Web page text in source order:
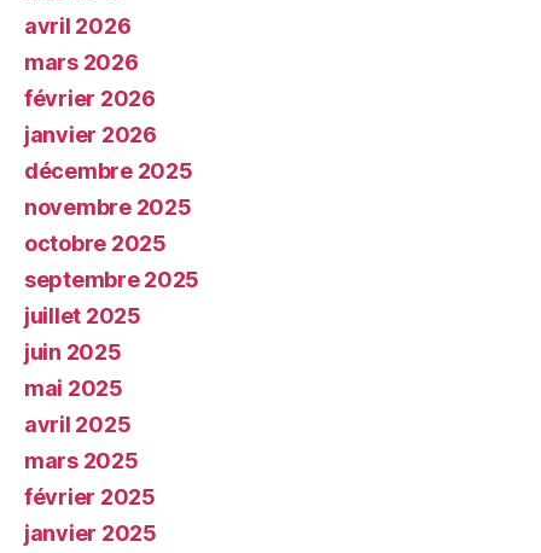
avril 2026
mars 2026
février 2026
janvier 2026
décembre 2025
novembre 2025
octobre 2025
septembre 2025
juillet 2025
juin 2025
mai 2025
avril 2025
mars 2025
février 2025
janvier 2025